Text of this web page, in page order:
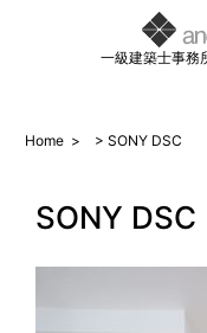
一級建築士事務
Home > > SONY DSC
SONY DSC